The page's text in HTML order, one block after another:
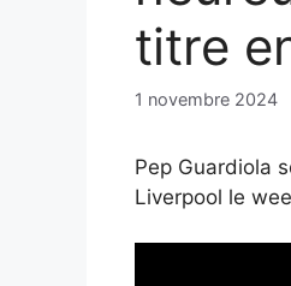
titre
1 novembre 2024
Pep Guardiola
Liverpool le